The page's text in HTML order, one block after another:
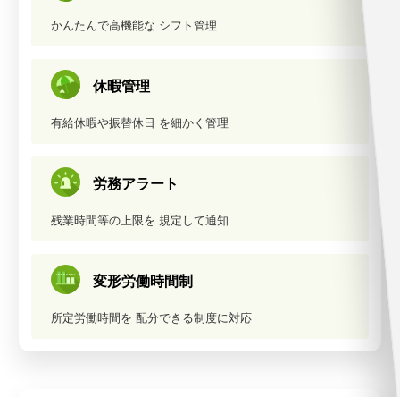
かんたんで高機能な シフト管理
休暇管理
有給休暇や振替休日 を細かく管理
労務アラート
残業時間等の上限を 規定して通知
変形労働時間制
所定労働時間を 配分できる制度に対応